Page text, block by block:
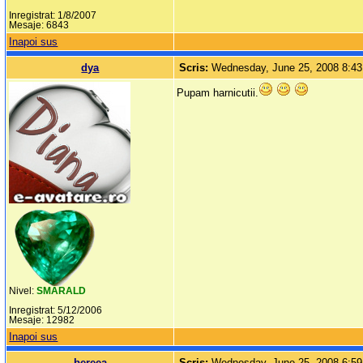
Inregistrat: 1/8/2007
Mesaje: 6843
Inapoi sus
dya Scris:Wednesday, June 25, 2008 8:43
Nivel:SMARALD
Inregistrat: 5/12/2006
Mesaje: 12982
Pupam harnicutii.
Inapoi sus